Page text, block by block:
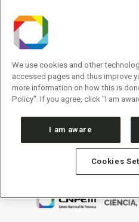
Concordo com os termos de
Privacidade
/I agree to the terms
Policy.
We use cookies and other
accessed pages and thus improve
more information on how this is
Policy". If you agree, click "I am
I am aware
Cookies